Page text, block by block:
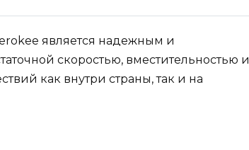
является надежным и
скоростью, вместительностью и
как внутри страны, так и на